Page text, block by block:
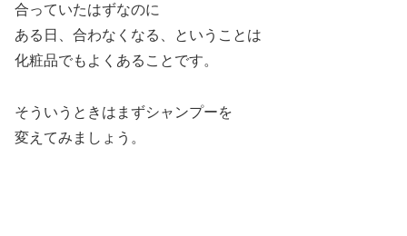
合っていたはずなのに
ある日、合わなくなる、ということは
化粧品でもよくあることです。
そういうときはまずシャンプーを
変えてみましょう。